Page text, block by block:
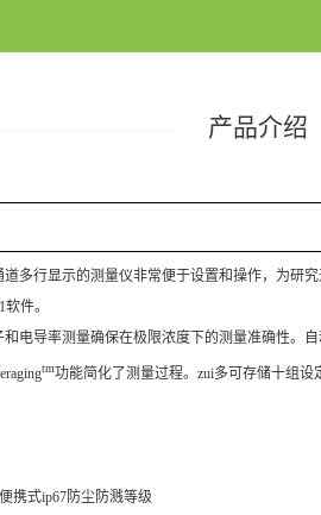
产品介绍
多行显示的测量仪非常便于设置和操作，为研
件。
电导率测量确保在极限浓度下的测量准确性。自
tm功能简化了测量过程。zui多可存储十组
防尘防溅等级